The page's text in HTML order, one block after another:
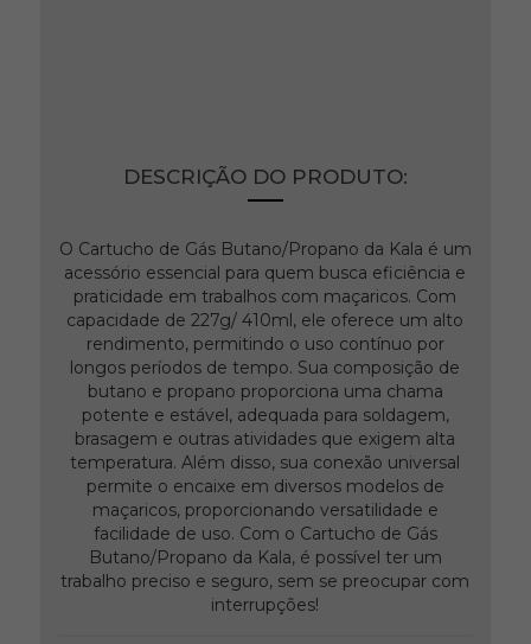
DESCRIÇÃO DO PRODUTO:
O Cartucho de Gás Butano/Propano da Kala é um
acessório essencial para quem busca eficiência e
praticidade em trabalhos com maçaricos. Com
capacidade de 227g/ 410ml, ele oferece um alto
rendimento, permitindo o uso contínuo por
longos períodos de tempo. Sua composição de
butano e propano proporciona uma chama
potente e estável, adequada para soldagem,
brasagem e outras atividades que exigem alta
temperatura. Além disso, sua conexão universal
permite o encaixe em diversos modelos de
maçaricos, proporcionando versatilidade e
facilidade de uso. Com o Cartucho de Gás
Butano/Propano da Kala, é possível ter um
trabalho preciso e seguro, sem se preocupar com
interrupções!